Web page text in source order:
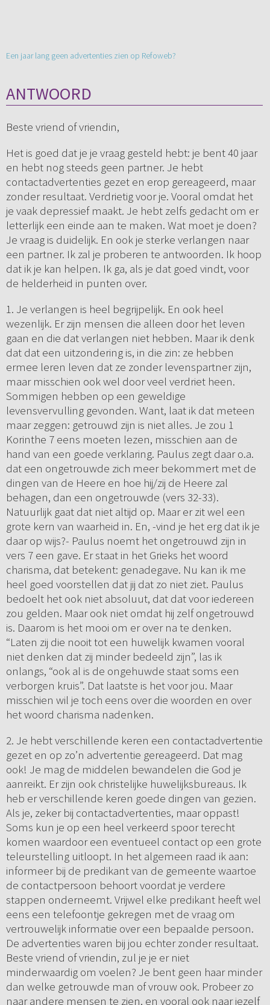
Een jaar lang geen advertenties zien op Refoweb?
ANTWOORD
Beste vriend of vriendin,
Het is goed dat je je vraag gesteld hebt: je bent 40 jaar
en hebt nog steeds geen partner. Je hebt
contactadvertenties gezet en erop gereageerd, maar
zonder resultaat. Verdrietig voor je. Vooral omdat het
je vaak depressief maakt. Je hebt zelfs gedacht om er
letterlijk een einde aan te maken. Wat moet je doen?
Je vraag is duidelijk. En ook je sterke verlangen naar
een partner. Ik zal je proberen te antwoorden. Ik hoop
dat ik je kan helpen. Ik ga, als je dat goed vindt, voor
de helderheid in punten over.
1. Je verlangen is heel begrijpelijk. En ook heel
wezenlijk. Er zijn mensen die alleen door het leven
gaan en die dat verlangen niet hebben. Maar ik denk
dat dat een uitzondering is, in die zin: ze hebben
ermee leren leven dat ze zonder levenspartner zijn,
maar misschien ook wel door veel verdriet heen.
Sommigen hebben op een geweldige
levensvervulling gevonden. Want, laat ik dat meteen
maar zeggen: getrouwd zijn is niet alles. Je zou 1
Korinthe 7 eens moeten lezen, misschien aan de
hand van een goede verklaring. Paulus zegt daar o.a.
dat een ongetrouwde zich meer bekommert met de
dingen van de Heere en hoe hij/zij de Heere zal
behagen, dan een ongetrouwde (vers 32-33).
Natuurlijk gaat dat niet altijd op. Maar er zit wel een
grote kern van waarheid in. En, -vind je het erg dat ik je
daar op wijs?- Paulus noemt het ongetrouwd zijn in
vers 7 een gave. Er staat in het Grieks het woord
charisma, dat betekent: genadegave. Nu kan ik me
heel goed voorstellen dat jij dat zo niet ziet. Paulus
bedoelt het ook niet absoluut, dat dat voor iedereen
zou gelden. Maar ook niet omdat hij zelf ongetrouwd
is. Daarom is het mooi om er over na te denken.
“Laten zij die nooit tot een huwelijk kwamen vooral
niet denken dat zij minder bedeeld zijn”, las ik
onlangs, “ook al is de ongehuwde staat soms een
verborgen kruis”. Dat laatste is het voor jou. Maar
misschien wil je toch eens over die woorden en over
het woord charisma nadenken.
2. Je hebt verschillende keren een contactadvertentie
gezet en op zo’n advertentie gereageerd. Dat mag
ook! Je mag de middelen bewandelen die God je
aanreikt. Er zijn ook christelijke huwelijksbureaus. Ik
heb er verschillende keren goede dingen van gezien.
Als je, zeker bij contactadvertenties, maar oppast!
Soms kun je op een heel verkeerd spoor terecht
komen waardoor een eventueel contact op een grote
teleurstelling uitloopt. In het algemeen raad ik aan:
informeer bij de predikant van de gemeente waartoe
de contactpersoon behoort voordat je verdere
stappen onderneemt. Vrijwel elke predikant heeft wel
eens een telefoontje gekregen met de vraag om
vertrouwelijk informatie over een bepaalde persoon.
De advertenties waren bij jou echter zonder resultaat.
Beste vriend of vriendin, zul je je er niet
minderwaardig om voelen? Je bent geen haar minder
dan welke getrouwde man of vrouw ook. Probeer zo
naar andere mensen te zien, en vooral ook naar jezelf